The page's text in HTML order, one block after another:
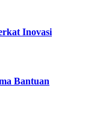
Inovasi
Bantuan